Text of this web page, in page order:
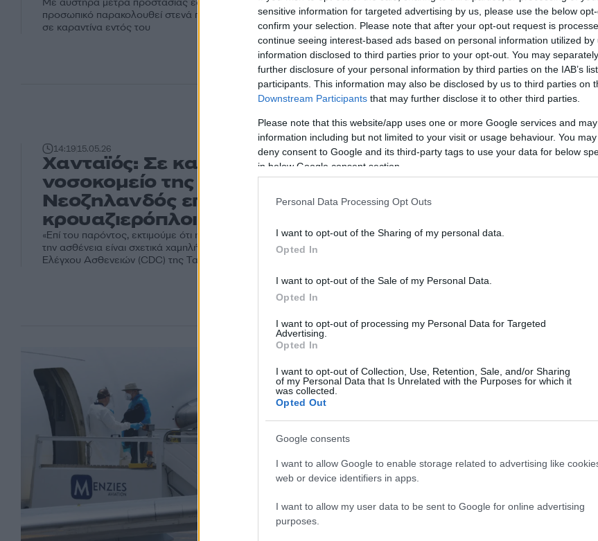
sensitive information for targeted advertising by us, please use the below
confirm your selection. Please note that after your opt-out request is
continue seeing interest-based ads based on personal information utilized by
information disclosed to third parties prior to your opt-out. You may
further disclosure of your personal information by third parties on the IAB’s
participants. This information may also be disclosed by us to third parties on
Downstream Participants that may further disclose it to other third parties.
Please note that this website/app uses one or more Google services and
information including but not limited to your visit or usage behaviour. You
deny consent to Google and its third-party tags to use your data for below
in below Google consent section.
Personal Data Processing Opt Outs
I want to opt-out of the Sharing of my personal data.
Opted In
I want to opt-out of the Sale of my Personal Data.
Opted In
I want to opt-out of processing my Personal Data for Targeted
Advertising.
Opted In
I want to opt-out of Collection, Use, Retention, Sale, and/or Sharing
of my Personal Data that Is Unrelated with the Purposes for which it
was collected.
Opted Out
Google consents
I want to allow Google to enable storage related to advertising like
web or device identifiers in apps.
I want to allow my user data to be sent to Google for online advertising
purposes.
προσωπικό παρακολουθεί στενά πλήρωμα και γιατρούς που παραμένουν
σε καραντίνα εντός του
14:1915.05.26
Χανταϊός: Σε καραντίνα σε
νοσοκομείο της Ταϊβάν
Νεοζηλανδός επιβάτης του
κρουαζιερόπλοιου
«Επί του παρόντος, εκτιμούμε ότι η πιθανότητα να έχει προσβληθεί από
την ασθένεια είναι σχετικά χαμηλή», σημείωσε η υπεύθυνη του Κέντρου
Ελέγχου Ασθενειών (CDC) της Ταϊβάν
11:2715.05.26